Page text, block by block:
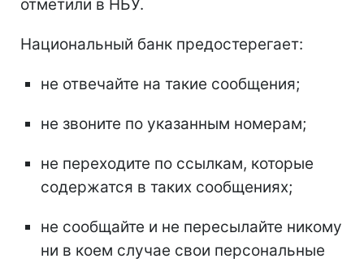
отметили в НБУ.
Национальный банк предостерегает:
не отвечайте на такие сообщения;
не звоните по указанным номерам;
не переходите по ссылкам, которые
содержатся в таких сообщениях;
не сообщайте и не пересылайте никому
ни в коем случае свои персональные